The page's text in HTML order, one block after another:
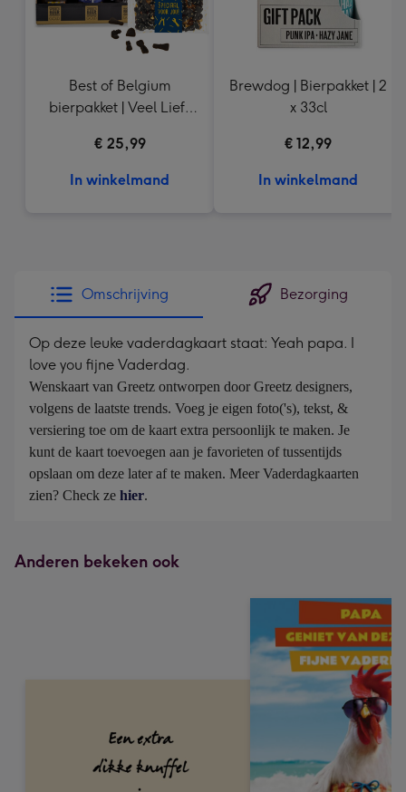
Best of Belgium
bierpakket | Veel Liefs
€ 25,99
In winkelmand
Brewdog | Bierpakket | 2
x 33cl
€ 12,99
In winkelmand
Omschrijving Bezorging
Op deze leuke vaderdagkaart staat: Yeah papa. I
love you fijne Vaderdag.
Wenskaart van Greetz ontworpen door Greetz designers,
volgens de laatste trends. Voeg je eigen foto('s), tekst, &
versiering toe om de kaart extra persoonlijk te maken. Je
kunt de kaart toevoegen aan je favorieten of tussentijds
opslaan om deze later af te maken. Meer Vaderdagkaarten
zien? Check ze hier.
Anderen bekeken ook